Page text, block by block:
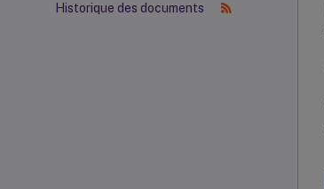
Historique des documents